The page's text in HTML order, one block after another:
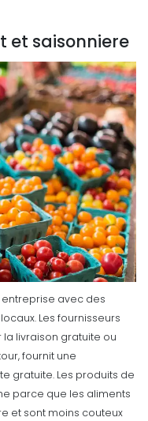
et saisonniere
avec des
Les fournisseurs
livraison gratuite ou
fournit une
gratuite. Les produits de
parce que les aliments
et sont moins couteux